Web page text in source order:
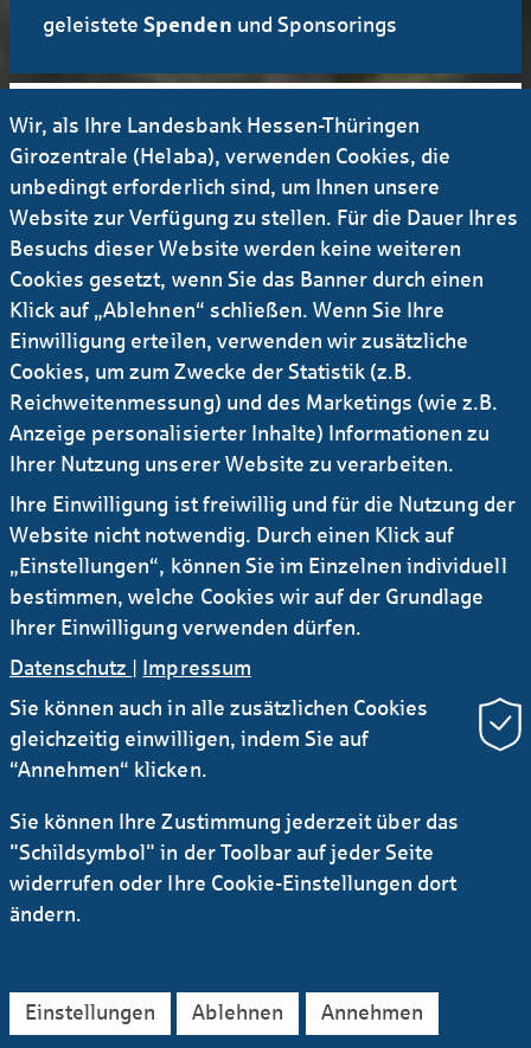
geleisteteSpenden und Sponsorings
5,4 Mio. Euro
inWeiterbildunginvestiert
* aus dem aktuellen Nachhaltigkeitsbericht, gültig für das
Geschäftsjahr 2025.
CSRD im Rahmen des
Geschäftsberichts 2025
#Story #Nachhaltigkeit
Wir, als Ihre Landesbank Hessen-Thüringen
Girozentrale (Helaba), verwenden Cookies, die
unbedingt erforderlich sind, um Ihnen unsere
Website zur Verfügung zu stellen. Für die Dauer Ihres
Besuchs dieser Website werden keine weiteren
Cookies gesetzt, wenn Sie das Banner durch einen
Klick auf „Ablehnen“ schließen. Wenn Sie Ihre
Einwilligung erteilen, verwenden wir zusätzliche
Cookies, um zum Zwecke der Statistik (z.B.
Reichweitenmessung) und des Marketings (wie z.B.
Anzeige personalisierter Inhalte) Informationen zu
Ihrer Nutzung unserer Website zu verarbeiten.
Ihre Einwilligung ist freiwillig und für die Nutzung der
Website nicht notwendig. Durch einen Klick auf
„Einstellungen“, können Sie im Einzelnen individuell
bestimmen, welche Cookies wir auf der Grundlage
Ihrer Einwilligung verwenden dürfen.
Datenschutz | Impressum
Sie können auch in alle zusätzlichen Cookies
gleichzeitig einwilligen, indem Sie auf
“Annehmen“ klicken.
Sie können Ihre Zustimmung jederzeit über das
"Schildsymbol" in der Toolbar auf jeder Seite
widerrufen oder Ihre Cookie-Einstellungen dort
ändern.
Einstellungen Ablehnen Annehmen